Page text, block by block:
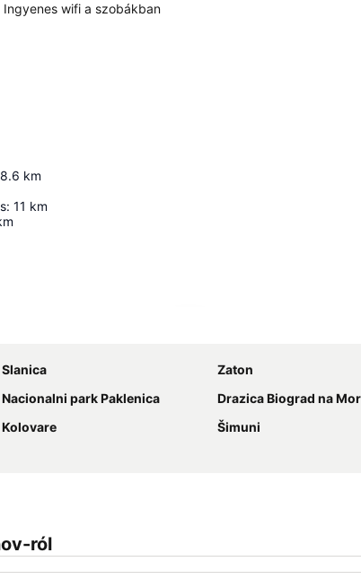
Ingyenes wifi a szobákban
8.6 km
: 11 km
Slanica
Zaton
Nacionalni park Paklenica
Drazica Biograd na
Kolovare
Šimuni
ról